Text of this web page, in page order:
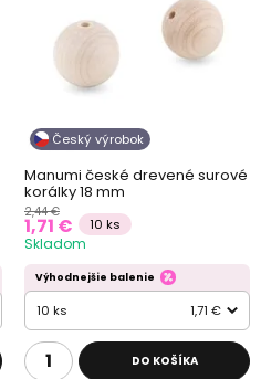
Český výrobok
Manumi české drevené surové
korálky 18 mm
2,44 €
1,71 € 10 ks
Skladom
Výhodnejšie balenie
10 ks 1,71 €
DO KOŠÍKA